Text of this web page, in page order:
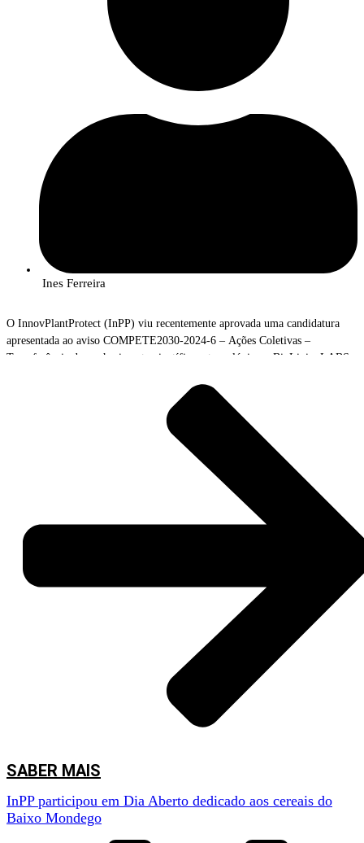
Ines Ferreira
O InnovPlantProtect (InPP) viu recentemente aprovada uma candidatura
apresentada ao aviso COMPETE2030-2024-6 – Ações Coletivas –
Transferência do conhecimento científico e tecnológico – BioLivingLABS
– Laboratório Colaborativo Montanhas de
Investigação, Associação, em parceria com o Instituto Politécnico de
), o Instituto Politécnico de Castelo Branco (
O BioLivingLABS visa promover a valorização económica dos resultados
de investigação e desenvolvimento (I&D) obtidos por várias instituições do
Norte, Centro e Alentejo. Para isso, criará uma rede de demonstração
, nos polos de inovação de
Mirandela, Douro, Covilhã e Elvas. Além disso, serão desenvolvidas ações
de demonstração, workshops, um catálogo de inovação do interior e
formação sobre proteção de propriedade intelectual com o objetivo de
dessas regiões.
Com início previsto para outubro, e com uma duração de 24 meses, o
financiado pelo COMPETE2030 – Programa Temático Inovação e
Transição Digital. Para o InPP, este projeto é uma oportunidade estratégica
para reforçar a sua missão como centro de valorização e transferência de
tecnologia, impulsionando a aplicação prática do conhecimento científico
para promover o desenvolvimento sustentável.
Esta iniciativa confirma o compromisso do InPP com a inovação aberta e
sustentável, integrando ciência, tecnologia e desenvolvimento regional para
responder aos desafios e potencialidades do interior do país.
SABER MAIS
InPP participou em Dia Aberto dedicado aos cereais do
Baixo Mondego